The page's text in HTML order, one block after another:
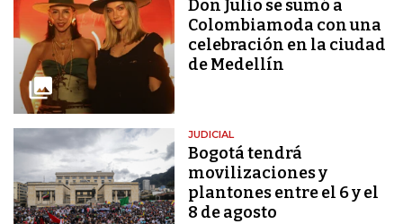
Don Julio se sumó a
Colombiamoda con una
celebración en la ciudad
de Medellín
JUDICIAL
Bogotá tendrá
movilizaciones y
plantones entre el 6 y el
8 de agosto